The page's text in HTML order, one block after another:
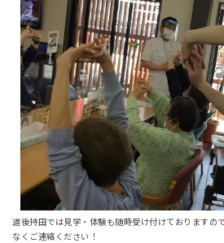
道後持田では見学・体験も随時受け付けておりますの
なくご連絡ください！